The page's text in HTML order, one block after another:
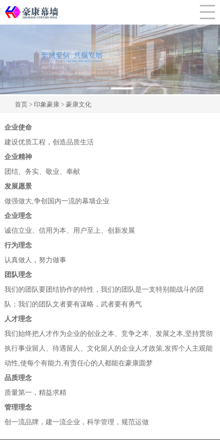
首页 > 印象豪康 > 豪康文化
企业使命
建设优质工程，创造品质生活
企业精神
团结、务实、敬业、奉献
发展愿景
做强做大,争创国内一流的幕墙企业
企业理念
诚信立业、信用为本、用户至上、创新发展
行为理念
认真做人，努力做事
团队理念
我们的团队要团结协作的特性，我们的团队是一支特别能战斗的团
队；我们的团队文者要有谋略，武者要有勇气
人才理念
我们始终把人才作为企业的创业之本、竞争之本、发展之本,坚持贯彻
执行事业留人、待遇留人、文化留人的企业人才政策,发挥个人主观能
动性,使每个有能力,有责任心的人都能在豪康圆梦
品质理念
质量第一，精益求精
管理理念
创一流品牌，建一流企业，科学管理，规范运做